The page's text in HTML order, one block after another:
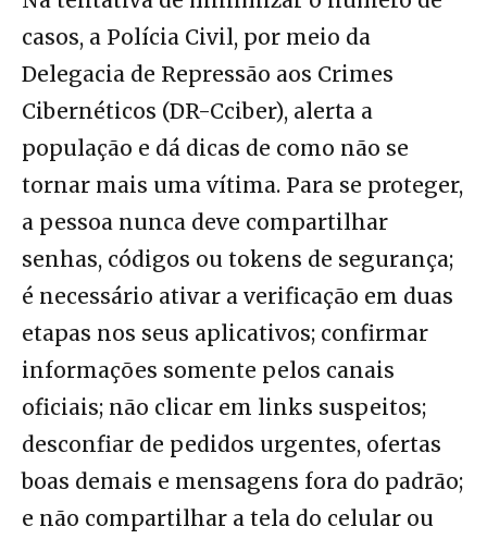
casos, a Polícia Civil, por meio da
Delegacia de Repressão aos Crimes
Cibernéticos (DR-Cciber), alerta a
população e dá dicas de como não se
tornar mais uma vítima. Para se proteger,
a pessoa nunca deve compartilhar
senhas, códigos ou tokens de segurança;
é necessário ativar a verificação em duas
etapas nos seus aplicativos; confirmar
informações somente pelos canais
oficiais; não clicar em links suspeitos;
desconfiar de pedidos urgentes, ofertas
boas demais e mensagens fora do padrão;
e não compartilhar a tela do celular ou